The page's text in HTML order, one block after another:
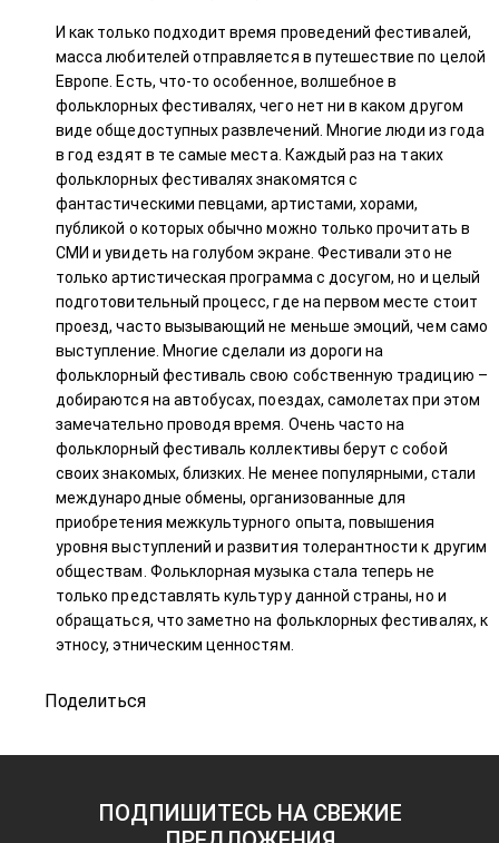
И как только подходит время проведений фестивалей,
масса любителей отправляется в путешествие по целой
Европе. Есть, что-то особенное, волшебное в
фольклорных фестивалях, чего нет ни в каком другом
виде общедоступных развлечений. Многие люди из года
в год ездят в те самые места. Каждый раз на таких
фольклорных фестивалях знакомятся с
фантастическими певцами, артистами, хорами,
публикой о которых обычно можно только прочитать в
СМИ и увидеть на голубом экране. Фестивали это не
только артистическая программа с досугом, но и целый
подготовительный процесс, где на первом месте стоит
проезд, часто вызывающий не меньше эмоций, чем само
выступление. Многие сделали из дороги на
фольклорный фестиваль свою собственную традицию –
добираются на автобусах, поездах, самолетах при этом
замечательно проводя время. Очень часто на
фольклорный фестиваль коллективы берут с собой
своих знакомых, близких. Не менее популярными, стали
международные обмены, организованные для
приобретения межкультурного опыта, повышения
уровня выступлений и развития толерантности к другим
обществам. Фольклорная музыка стала теперь не
только представлять культуру данной страны, но и
обращаться, что заметно на фольклорных фестивалях, к
этносу, этническим ценностям.
Поделиться
ПОДПИШИТЕСЬ НА СВЕЖИЕ